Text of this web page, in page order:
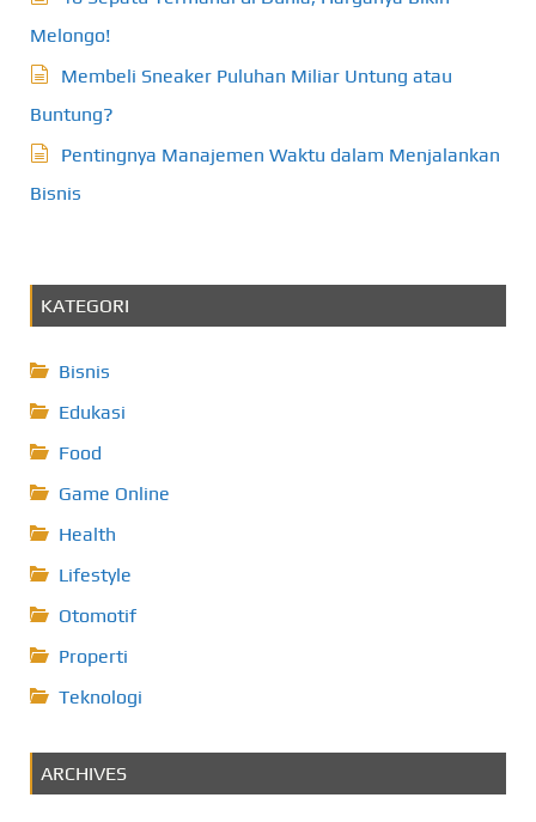
Melongo!
Membeli Sneaker Puluhan Miliar Untung atau
Buntung?
Pentingnya Manajemen Waktu dalam Menjalankan
Bisnis
KATEGORI
Bisnis
Edukasi
Food
Game Online
Health
Lifestyle
Otomotif
Properti
Teknologi
ARCHIVES